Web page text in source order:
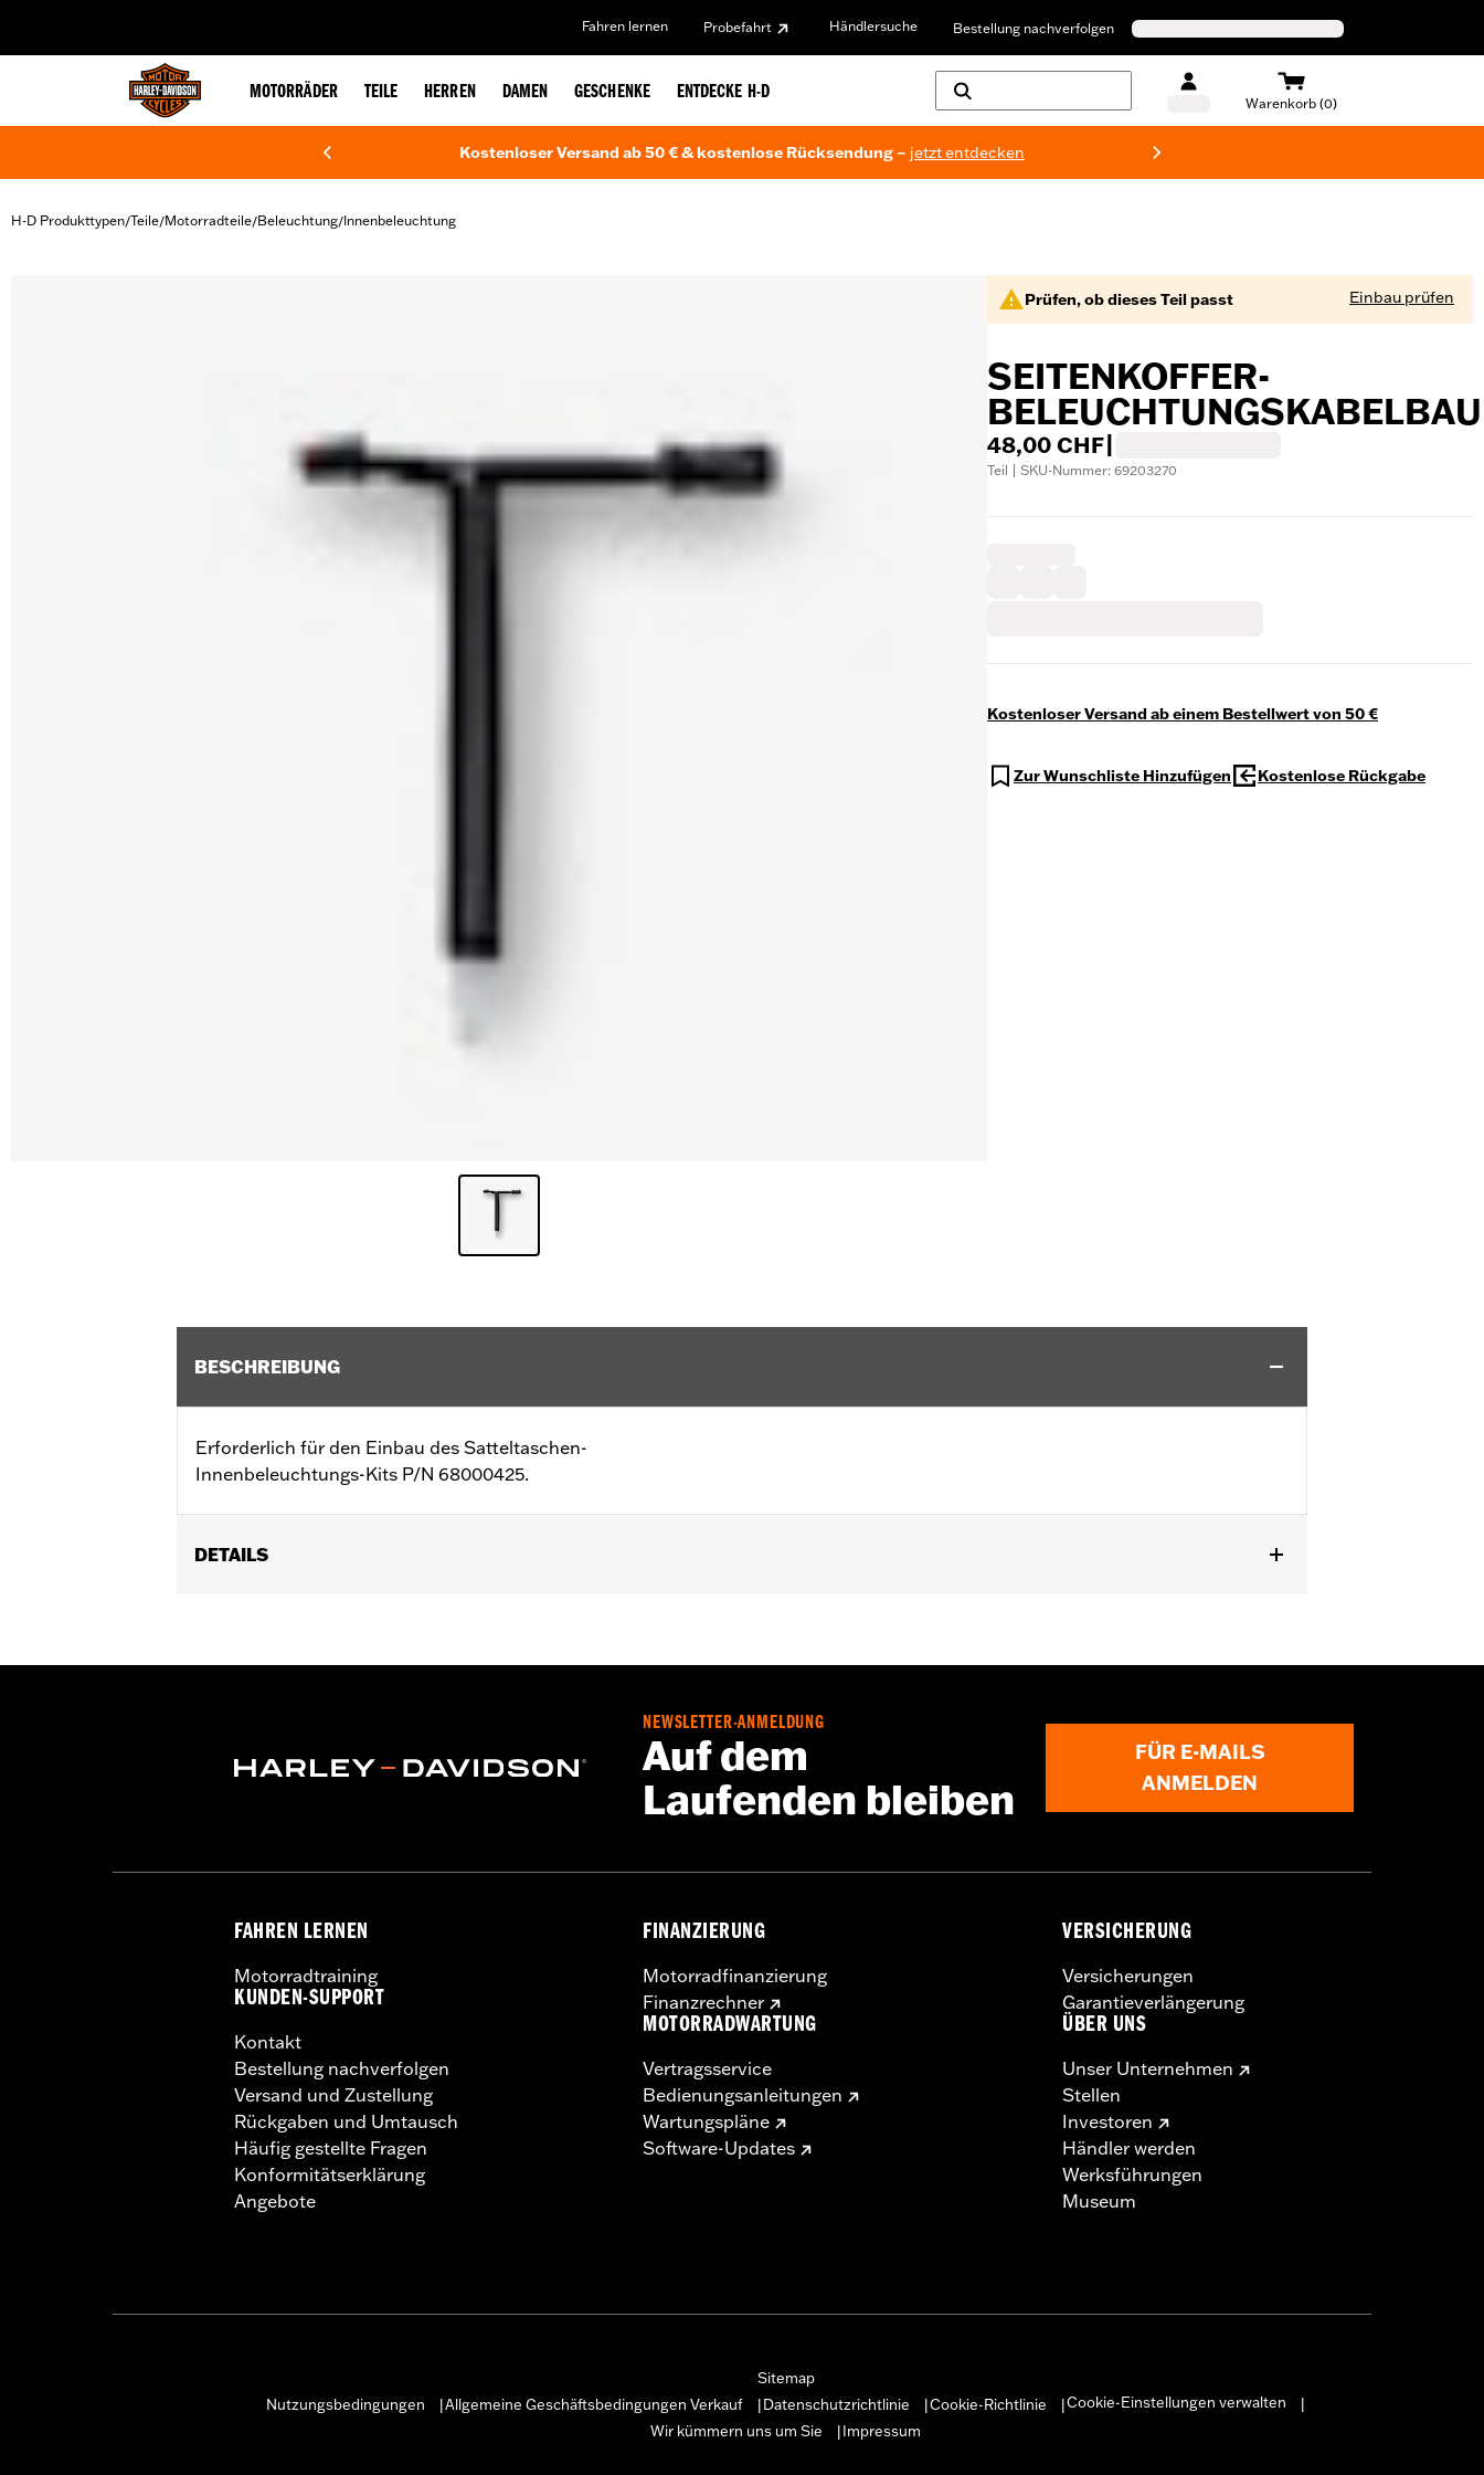
Fahren lernen Probefahrt Händlersuche Bestellung nachverfolgen
MOTORRÄDER TEILE HERREN DAMEN GESCHENKE ENTDECKE H-D
Warenkorb (0)
Kostenloser Versand ab 50 € & kostenlose Rücksendung – jetzt entdecken
H-D Produkttypen/Teile/Motorradteile/Beleuchtung/Innenbeleuchtung
Prüfen, ob dieses Teil passt Einbau prüfen
SEITENKOFFER-
48,00 CHF
Teil | SKU-Nummer: 69203270
Kostenloser Versand ab einem Bestellwert von 50 €
Zur Wunschliste Hinzufügen Kostenlose Rückgabe
BESCHREIBUNG
Erforderlich für den Einbau des Satteltaschen-
Innenbeleuchtungs-Kits P/N 68000425.
DETAILS
NEWSLETTER-ANMELDUNG
Auf dem
Laufenden bleiben
FÜR E-MAILS
ANMELDEN
FAHREN LERNEN
Motorradtraining
KUNDEN-SUPPORT
Kontakt
Bestellung nachverfolgen
Versand und Zustellung
Rückgaben und Umtausch
Häufig gestellte Fragen
Konformitätserklärung
Angebote
FINANZIERUNG
Motorradfinanzierung
Finanzrechner
MOTORRADWARTUNG
Vertragsservice
Bedienungsanleitungen
Wartungspläne
Software-Updates
VERSICHERUNG
Versicherungen
Garantieverlängerung
ÜBER UNS
Unser Unternehmen
Stellen
Investoren
Händler werden
Werksführungen
Museum
Sitemap
Nutzungsbedingungen
Allgemeine Geschäftsbedingungen Verkauf Datenschutzrichtlinie Cookie-Richtlinie Cookie-Einstellungen verwalten
Wir kümmern uns um Sie
Impressum